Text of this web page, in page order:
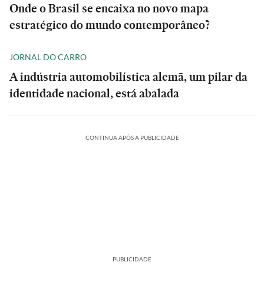
Onde o Brasil se encaixa no novo mapa
estratégico do mundo contemporâneo?
JORNAL DO CARRO
A indústria automobilística alemã, um pilar da
identidade nacional, está abalada
CONTINUA APÓS A PUBLICIDADE
PUBLICIDADE